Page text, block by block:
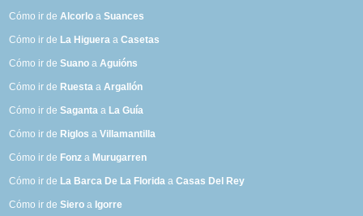
Cómo ir deAlcorlo aSuances
Cómo ir de La Higuera aCasetas
Cómo ir deSuano aAguións
Cómo ir de Ruesta aArgallón
Cómo ir deSaganta a La Guía
Cómo ir de Riglos aVillamantilla
Cómo ir de Fonz a Murugarren
Cómo ir de La Barca De La Florida aCasas Del Rey
Cómo ir deSiero a Igorre